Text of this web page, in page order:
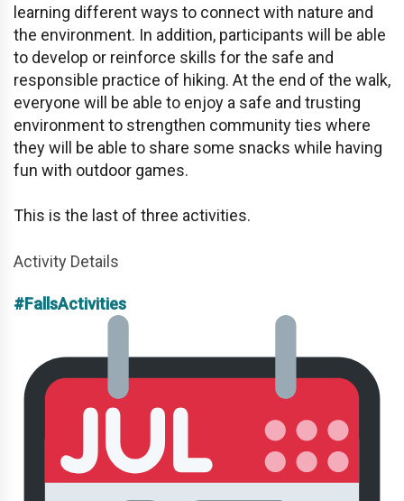
learning different ways to connect with nature and
the environment. In addition, participants will be able
to develop or reinforce skills for the safe and
responsible practice of hiking. At the end of the walk,
everyone will be able to enjoy a safe and trusting
environment to strengthen community ties where
they will be able to share some snacks while having
fun with outdoor games.
This is the last of three activities.
Activity Details
#FallsActivities